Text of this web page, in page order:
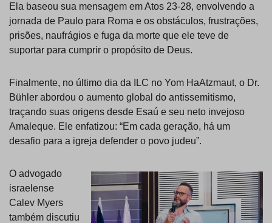
Ela baseou sua mensagem em Atos 23-28, envolvendo a
jornada de Paulo para Roma e os obstáculos, frustrações,
prisões, naufrágios e fuga da morte que ele teve de
suportar para cumprir o propósito de Deus.
Finalmente, no último dia da ILC no Yom HaAtzmaut, o Dr.
Bühler abordou o aumento global do antissemitismo,
traçando suas origens desde Esaú e seu neto invejoso
Amaleque. Ele enfatizou: “Em cada geração, há um
desafio para a igreja defender o povo judeu”.
O advogado
israelense
Calev Myers
também discutiu